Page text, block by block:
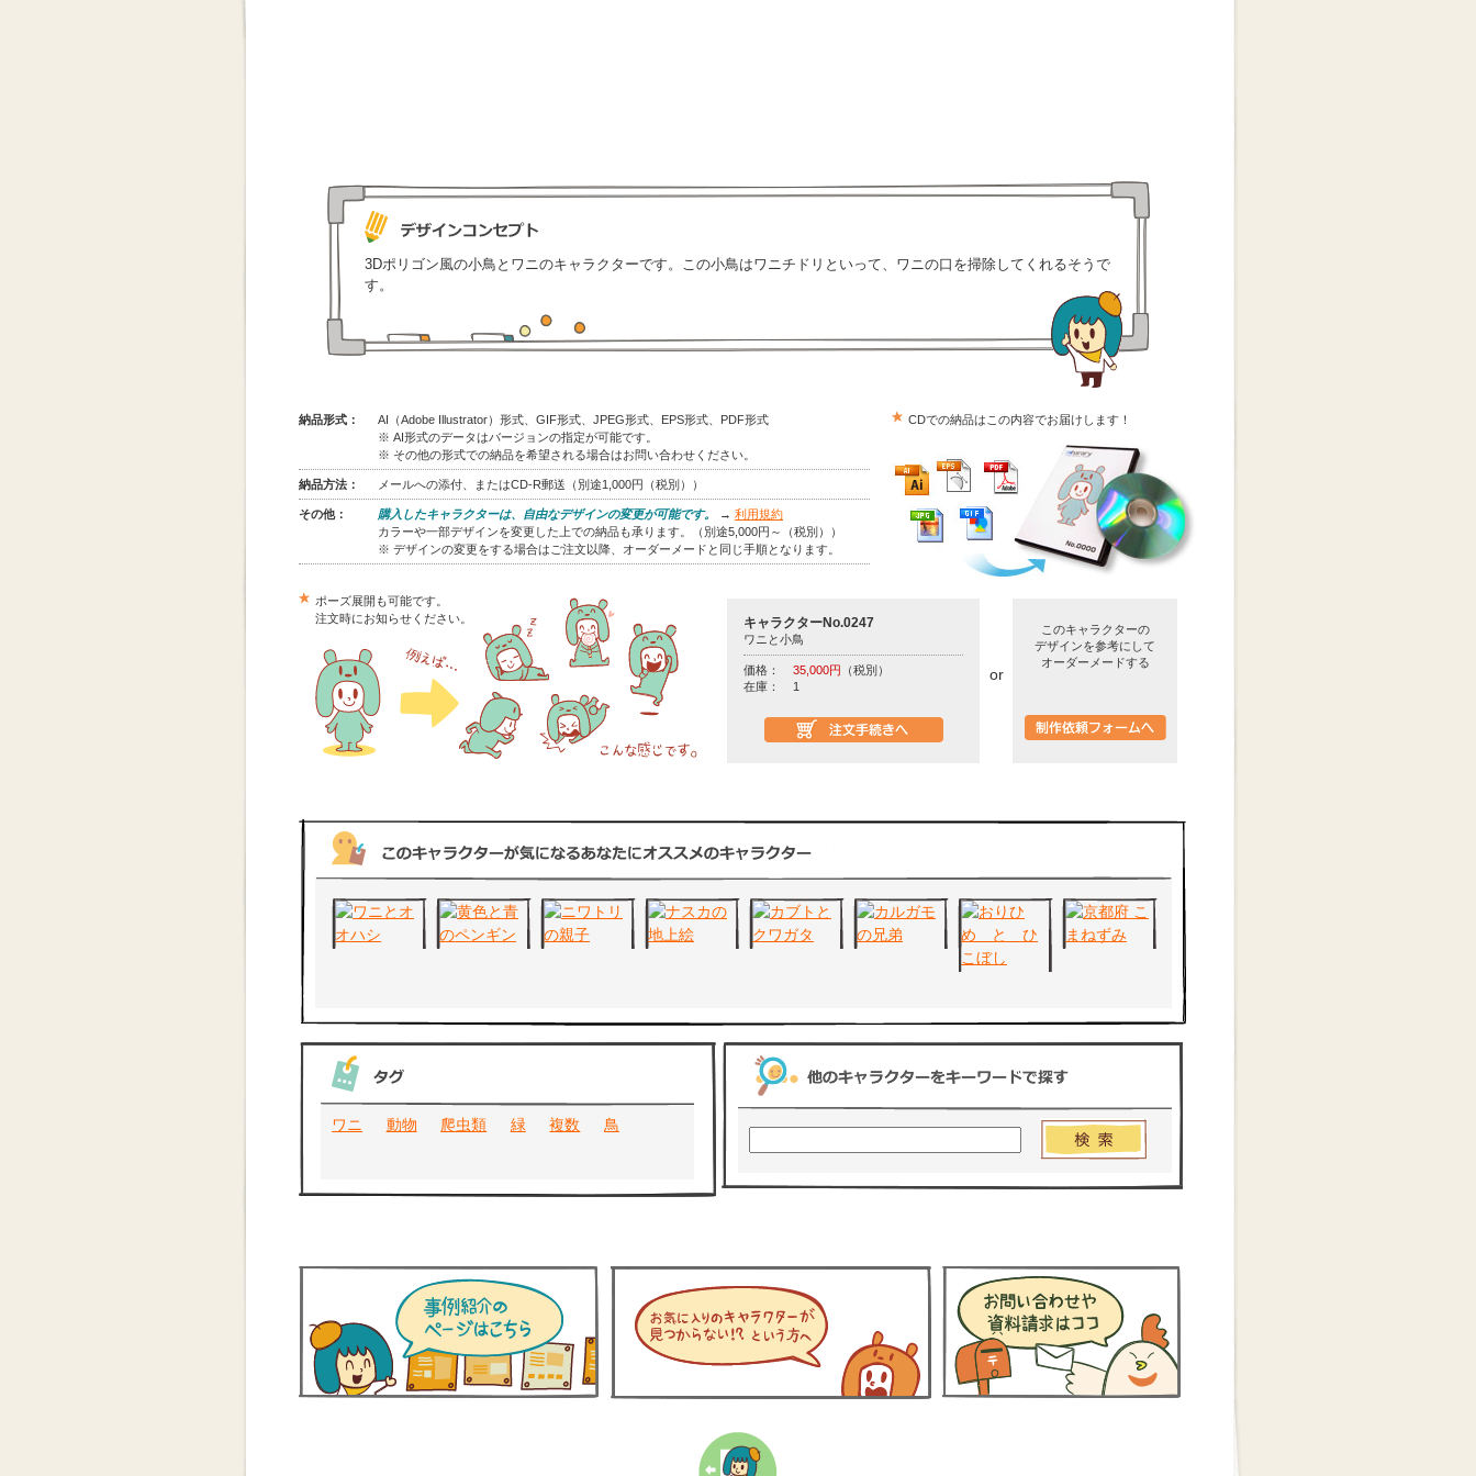
3Dポリゴン風の小鳥とワニのキャラクターです。この小鳥はワニチドリといって、ワニの口を掃除してくれるそうで
す。
納品形式：
AI（Adobe Illustrator）形式、GIF形式、JPEG形式、EPS形式、PDF形式
※ AI形式のデータはバージョンの指定が可能です。
※ その他の形式での納品を希望される場合はお問い合わせください。
納品方法： メールへの添付、またはCD-R郵送（別途1,000円（税別））
その他： 購入したキャラクターは、自由なデザインの変更が可能です。 →利用規約
カラーや一部デザインを変更した上での納品も承ります。（別途5,000円～（税別））
※ デザインの変更をする場合はご注文以降、オーダーメードと同じ手順となります。
CDでの納品はこの内容でお届けします！
ポーズ展開も可能です。
注文時にお知らせください。
キャラクターNo.0247
ワニと小鳥
価格： 35,000円 （税別）
在庫：
1
or
このキャラクターの
デザインを参考にして
オーダーメードする
ワニ 動物 爬虫類 緑 複数 鳥